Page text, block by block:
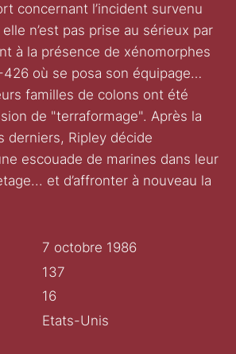
concernant l’incident survenu
n’est pas prise au sérieux par
à la présence de xénomorphes
426 où se posa son équipage…
familles de colons ont été
de "terraformage". Après la
derniers, Ripley décide
escouade de marines dans leur
et d’affronter à nouveau la
7 octobre 1986
137
16
Etats-Unis